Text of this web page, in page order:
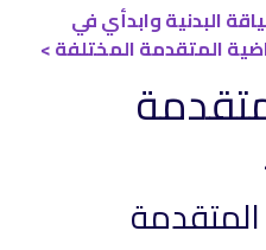
البدنية وابدأي في
المتقدمة المختلفة >